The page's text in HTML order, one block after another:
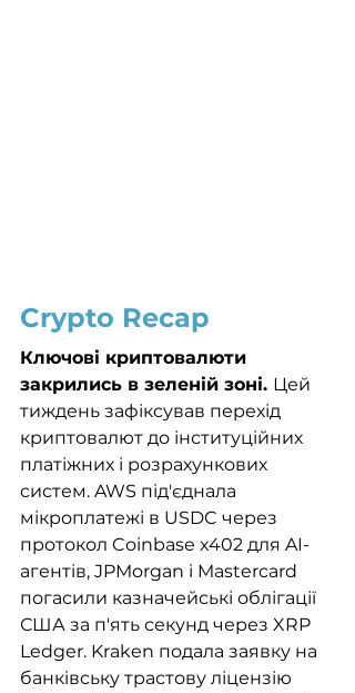
Crypto Recap
Ключові криптовалюти
закрились в зеленій зоні. Цей
тиждень зафіксував перехід
криптовалют до інституційних
платіжних і розрахункових
систем. AWS під'єднала
мікроплатежі в USDC через
протокол Coinbase x402 для AI-
агентів, JPMorgan і Mastercard
погасили казначейські облігації
США за п'ять секунд через XRP
Ledger. Kraken подала заявку на
банківську трастову ліцензію